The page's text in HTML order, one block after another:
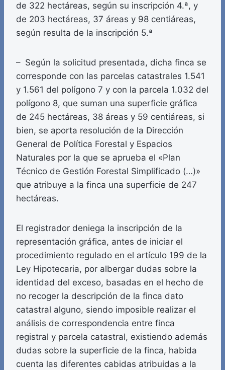
de 322 hectáreas, según su inscripción 4.ª, y
de 203 hectáreas, 37 áreas y 98 centiáreas,
según resulta de la inscripción 5.ª
– Según la solicitud presentada, dicha finca se
corresponde con las parcelas catastrales 1.541
y 1.561 del polígono 7 y con la parcela 1.032 del
polígono 8, que suman una superficie gráfica
de 245 hectáreas, 38 áreas y 59 centiáreas, si
bien, se aporta resolución de la Dirección
General de Política Forestal y Espacios
Naturales por la que se aprueba el «Plan
Técnico de Gestión Forestal Simplificado (…)»
que atribuye a la finca una superficie de 247
hectáreas.
El registrador deniega la inscripción de la
representación gráfica, antes de iniciar el
procedimiento regulado en el artículo 199 de la
Ley Hipotecaria, por albergar dudas sobre la
identidad del exceso, basadas en el hecho de
no recoger la descripción de la finca dato
catastral alguno, siendo imposible realizar el
análisis de correspondencia entre finca
registral y parcela catastral, existiendo además
dudas sobre la superficie de la finca, habida
cuenta las diferentes cabidas atribuidas a la